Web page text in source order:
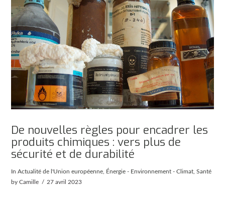
De nouvelles règles pour encadrer les
produits chimiques : vers plus de
sécurité et de durabilité
InActualité de l'Union européenne Énergie - Environnement - Climat ,Santé
by Camille
27 avril 2023